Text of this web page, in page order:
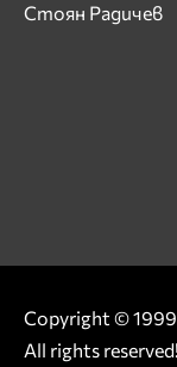
Стоян Радичев
Copyright ©
All rights